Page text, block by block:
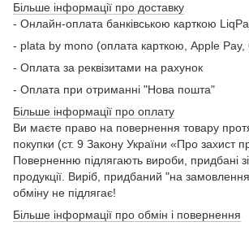
Більше інформації про доставку
- Онлайн-оплата банківською карткою
- plata by mono (оплата карткою, Apple Pay,
- Оплата за реквізитами на рахунок
- Оплата при отриманні "Нова пошта"
Більше інформації про оплату
Ви маєте право на повернення товару
покупки (ст. 9 Закону України «Про захист
Поверненню підлягають вироби, придбані зі
продукції. Виріб, придбаний "на
обміну не підлягає!
Більше інформації про обмін і повернення